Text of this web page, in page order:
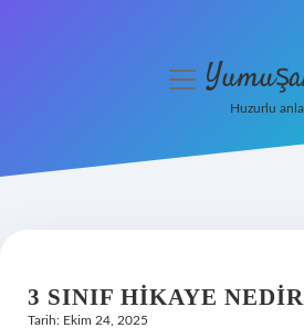
Hakkımızda
menüyü
Huzurlu
3 SINIF HIKAYE
Tarih: Ekim 24, 2025